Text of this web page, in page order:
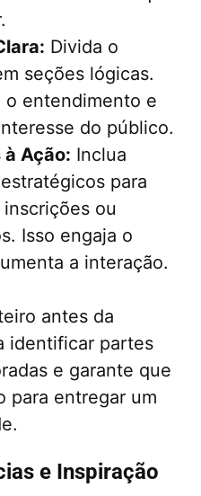
Divida o
seções lógicas.
o entendimento e
do público.
à Ação: Inclua
para
ou
Isso engaja o
a interação.
antes da
identificar partes
e garante que
para entregar um
e Inspiração